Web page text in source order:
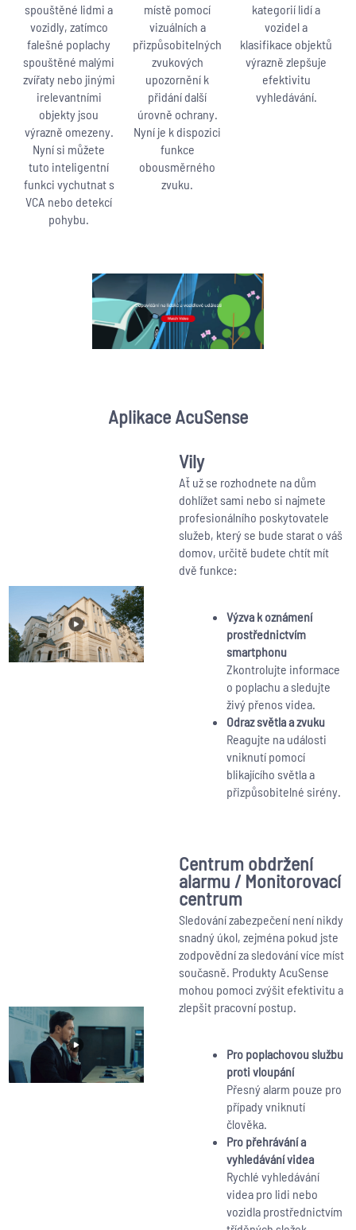
spouštěné lidmi a
vozidly, zatímco
falešné poplachy
spouštěné malými
zvířaty nebo jinými
irelevantními
objekty jsou
výrazně omezeny.
Nyní si můžete
tuto inteligentní
funkci vychutnat s
VCA nebo detekcí
pohybu.
místě pomocí
vizuálních a
přizpůsobitelných
zvukových
upozornění k
přidání další
úrovně ochrany.
Nyní je k dispozici
funkce
obousměrného
zvuku.
kategorií lidí a
vozidel a
klasifikace objektů
výrazně zlepšuje
efektivitu
vyhledávání.
Aplikace AcuSense
Vily
Ať už se rozhodnete na dům
dohlížet sami nebo si najmete
profesionálního poskytovatele
služeb, který se bude starat o váš
domov, určitě budete chtít mít
dvě funkce:
Výzva k oznámení
prostřednictvím
smartphonu
Zkontrolujte informace
o poplachu a sledujte
živý přenos videa.
Odraz světla a zvuku
Reagujte na události
vniknutí pomocí
blikajícího světla a
přizpůsobitelné sirény.
Centrum obdržení
alarmu / Monitorovací
centrum
Sledování zabezpečení není nikdy
snadný úkol, zejména pokud jste
zodpovědní za sledování více míst
současně. Produkty AcuSense
mohou pomoci zvýšit efektivitu a
zlepšit pracovní postup.
Pro poplachovou službu
proti vloupání
Přesný alarm pouze pro
případy vniknutí
člověka.
Pro přehrávání a
vyhledávání videa
Rychlé vyhledávání
videa pro lidi nebo
vozidla prostřednictvím